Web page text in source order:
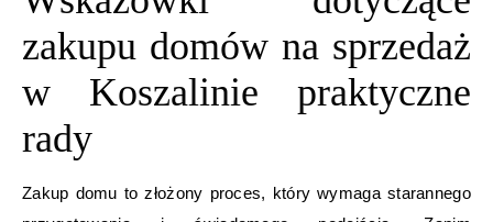
zakupu domów na sprzedaż
w Koszalinie praktyczne
rady
Zakup domu to złożony proces, który wymaga starannego